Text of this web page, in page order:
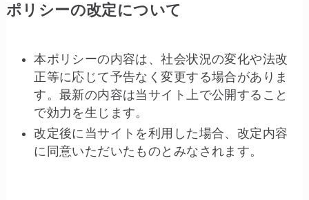
ポリシーの改定について
本ポリシーの内容は、社会状況の変化や法改
正等に応じて予告なく変更する場合がありま
す。最新の内容は当サイト上で公開すること
で効力を生じます。
改定後に当サイトを利用した場合、改定内容
に同意いただいたものとみなされます。